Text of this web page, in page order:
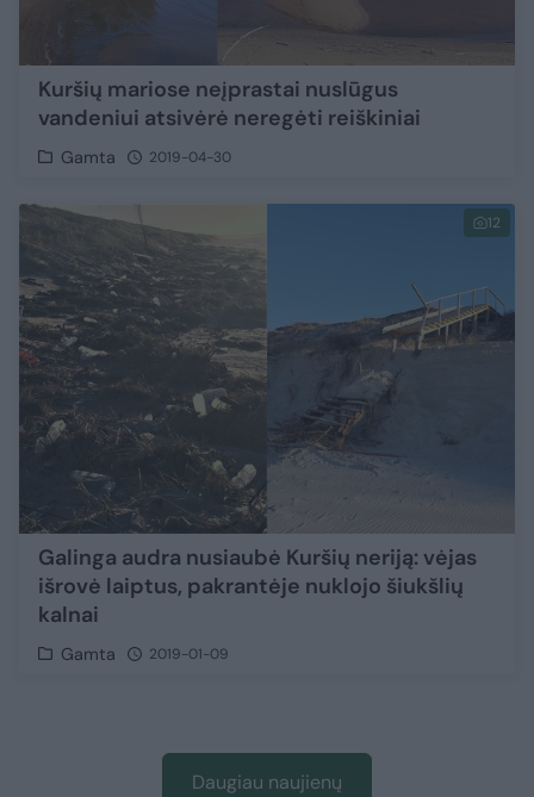
Kuršių mariose neįprastai nuslūgus
vandeniui atsivėrė neregėti reiškiniai
Gamta 2019-04-30
12
Galinga audra nusiaubė Kuršių neriją: vėjas
išrovė laiptus, pakrantėje nuklojo šiukšlių
kalnai
Gamta 2019-01-09
Daugiau naujienų